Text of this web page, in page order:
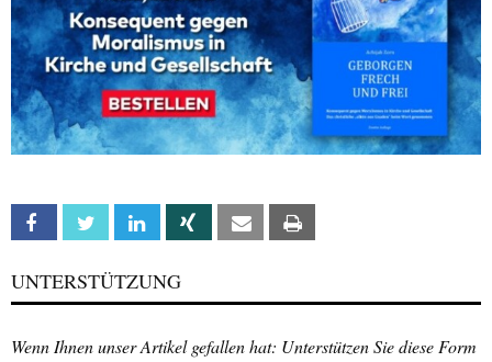
Facebook Twitter Linkedin Xing Email
UNTERSTÜTZUNG
Wenn Ihnen unser Artikel gefallen hat: Unterstützen Sie diese Form